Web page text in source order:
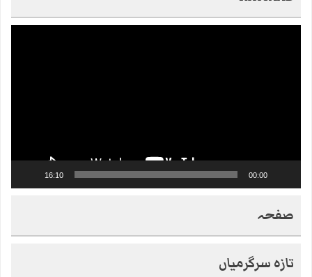
00:00
16:10
صفحہ
تازہ سرگرمیاں